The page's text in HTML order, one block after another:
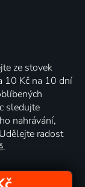
ze stovek
10 Kč na 10 dní
sledujte
nahrávání,
radost